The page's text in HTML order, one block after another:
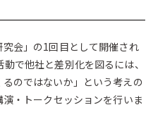
究会」の1回目として開催され
で他社と差別化を図るには、
のではないか」という考えの
・トークセッションを行いま